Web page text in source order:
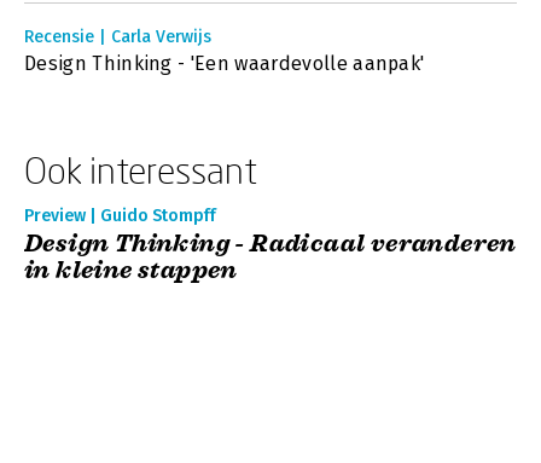
Recensie | Carla Verwijs
Design Thinking - 'Een waardevolle aanpak'
Ook interessant
Preview | Guido Stompff
Design Thinking - Radicaal veranderen
in kleine stappen